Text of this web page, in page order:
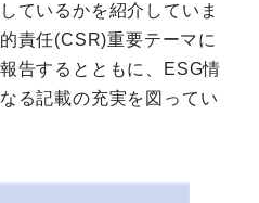
ているかを紹介していま
責任(CSR)重要テーマに
告するとともに、ESG情
る記載の充実を図ってい